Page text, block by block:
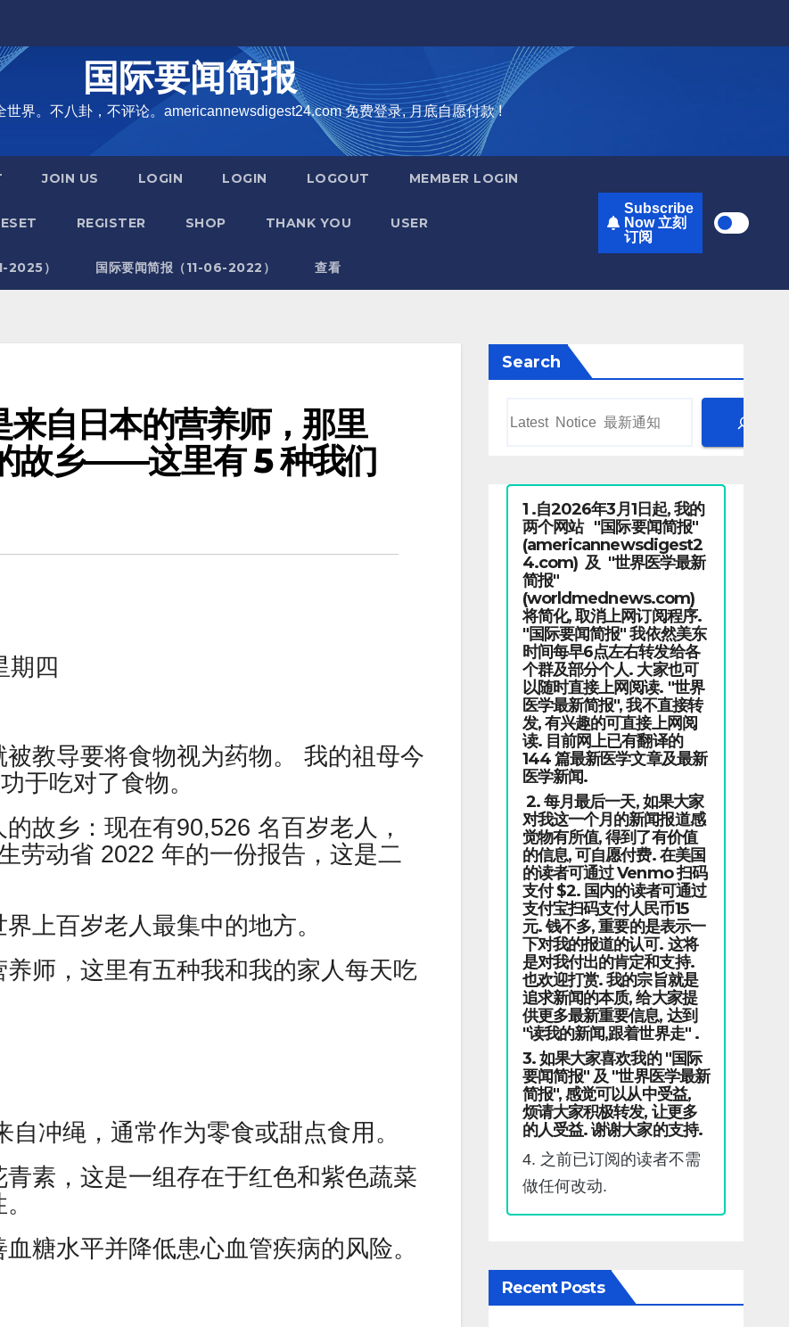
国际要闻简报
世界。不八卦，不评论。americannewsdigest24.com 免费登录, 月底自愿付款 !
JOIN US LOGIN LOGIN LOGOUT MEMBER LOGIN
REGISTER SHOP THANK YOU USER
2025） 国际要闻简报（11-06-2022） 查看
Subscribe
Now 立刻
订阅
来自日本的营养师，那里
故乡——这里有 5 种我们
期四
教导要将食物视为药物。 我的祖母今
于吃对了食物。
故乡：现在有90,526 名百岁老人，
劳动省 2022 年的一份报告，这是二
上百岁老人最集中的地方。
师，这里有五种我和我的家人每天吃
自冲绳，通常作为零食或甜点食用。
素，这是一组存在于红色和紫色蔬菜
糖水平并降低患心血管疾病的风险。
Search
1 .自2026年3月1日起, 我的
两个网站 "国际要闻简报"
(americannewsdigest2
4.com) 及 "世界医学最新
简报"
(worldmednews.com)
将简化, 取消上网订阅程序.
"国际要闻简报" 我依然美东
时间每早6点左右转发给各
个群及部分个人. 大家也可
以随时直接上网阅读. "世界
医学最新简报", 我不直接转
发, 有兴趣的可直接上网阅
读. 目前网上已有翻译的
144 篇最新医学文章及最新
医学新闻.
2. 每月最后一天, 如果大家
对我这一个月的新闻报道感
觉物有所值, 得到了有价值
的信息, 可自愿付费. 在美国
的读者可通过 Venmo 扫码
支付 $2. 国内的读者可通过
支付宝扫码支付人民币15
元. 钱不多, 重要的是表示一
下对我的报道的认可. 这将
是对我付出的肯定和支持.
也欢迎打赏. 我的宗旨就是
追求新闻的本质, 给大家提
供更多最新重要信息, 达到
"读我的新闻,跟着世界走" .
3. 如果大家喜欢我的 "国际
要闻简报" 及 "世界医学最新
简报", 感觉可以从中受益,
烦请大家积极转发, 让更多
的人受益. 谢谢大家的支持.
4. 之前已订阅的读者不需
做任何改动.
Recent Posts